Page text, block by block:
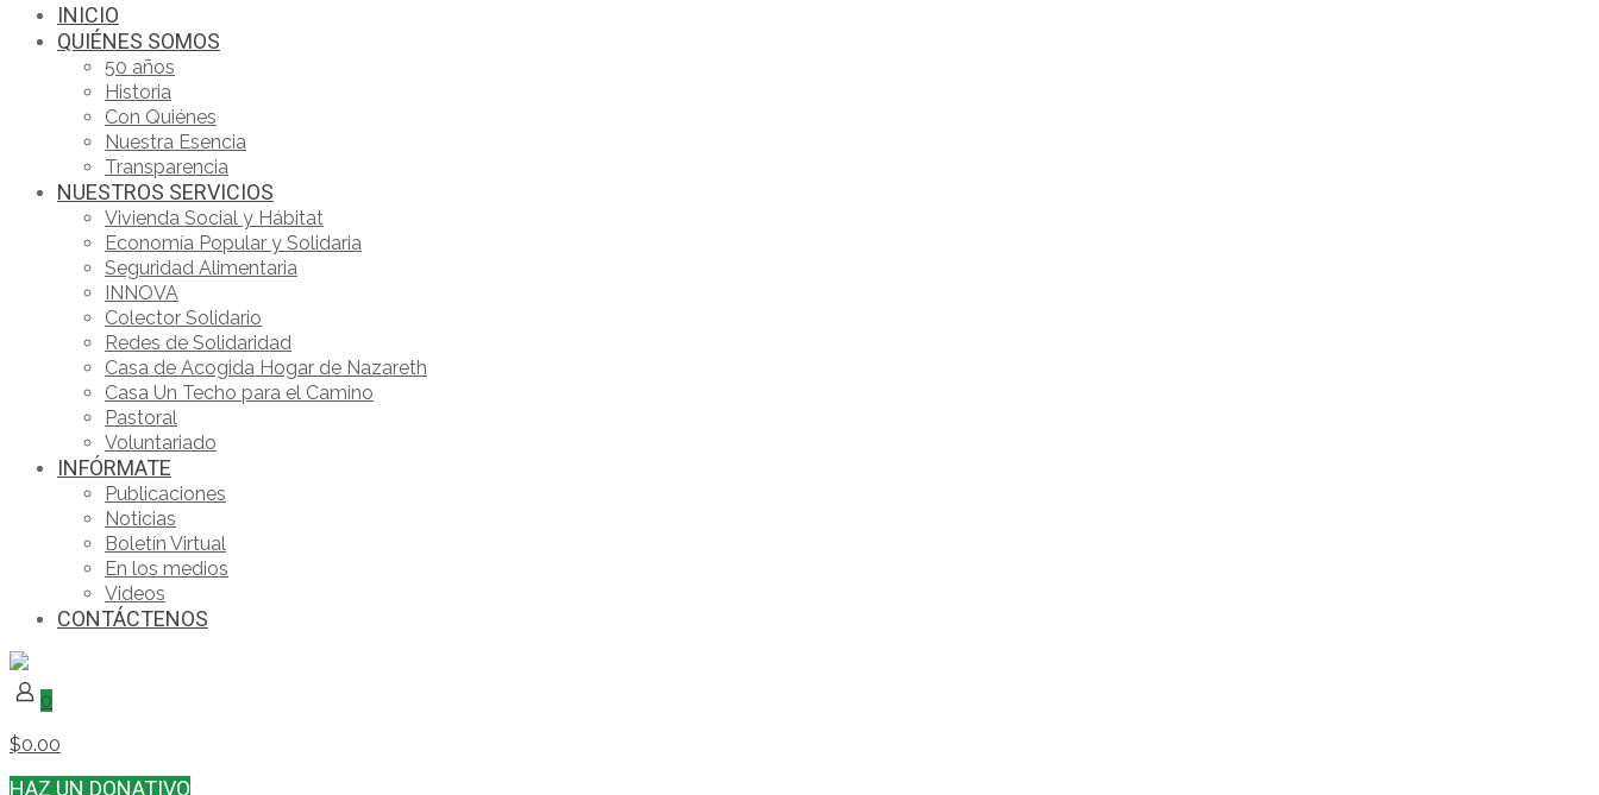
INICIO
QUIÉNES SOMOS
50 años
Historia
Con Quiénes
Nuestra Esencia
Transparencia
NUESTROS SERVICIOS
Vivienda Social y Hábitat
Economía Popular y Solidaria
Seguridad Alimentaria
INNOVA
Colector Solidario
Redes de Solidaridad
Casa de Acogida Hogar de Nazareth
Casa Un Techo para el Camino
Pastoral
Voluntariado
INFÓRMATE
Publicaciones
Noticias
Boletín Virtual
En los medios
Videos
CONTÁCTENOS
0
$0.00
HAZ UN DONATIVO